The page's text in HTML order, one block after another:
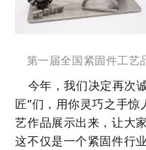
第一届全国紧固件工艺
今年，我们决定再次
匠”们， 用你灵巧之手惊
艺作品展示出来，让大
这不仅是一个紧固件行业